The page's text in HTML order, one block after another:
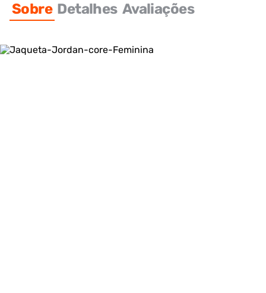
Sobre Detalhes Avaliações